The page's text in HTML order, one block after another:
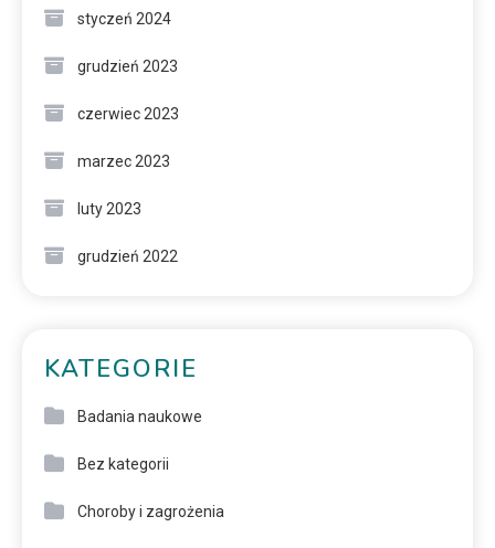
styczeń 2024
grudzień 2023
czerwiec 2023
marzec 2023
luty 2023
grudzień 2022
KATEGORIE
Badania naukowe
Bez kategorii
Choroby i zagrożenia